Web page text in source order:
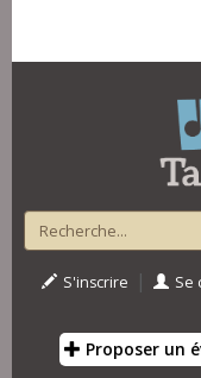
S'inscrire | Se
Proposer un